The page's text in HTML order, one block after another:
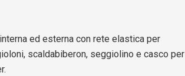
ed esterna con rete elastica per
scaldabiberon, seggiolino e casco per